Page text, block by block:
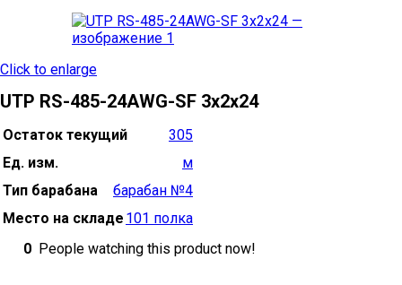
Click to enlarge
UTP RS-485-24AWG-SF 3х2х24
Остаток текущий
305
Ед. изм.
м
Тип барабана
барабан №4
Место на складе 101 полка
0 People watching this product now!